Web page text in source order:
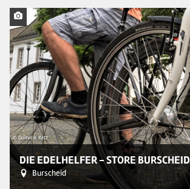
© Dominik Ketz
DIE EDELHELFER - STORE BURSCHEID
Burscheid